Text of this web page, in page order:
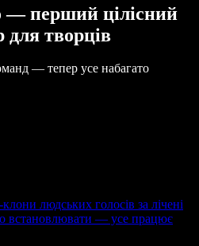
— перший цілісний
для творців
— тепер усе набагато
людських голосів за лічені
встановлювати — усе працює